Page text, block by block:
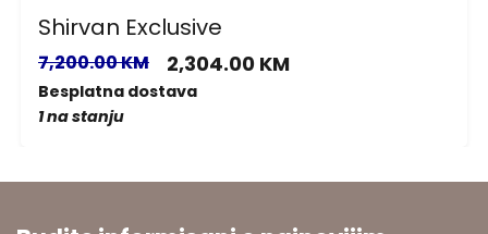
Shirvan Exclusive
7,200.00 KM 2,304.00 KM
Besplatna dostava
1 na stanju